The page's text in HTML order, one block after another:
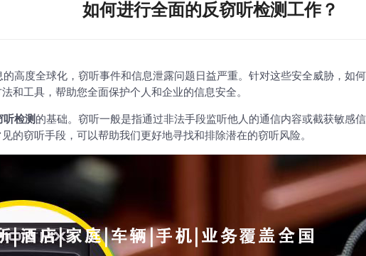
如何进行全面的反窃听检测工作？
高度全球化，窃听事件和信息泄露问题日益严重。针对这些安全威胁，如
和工具，帮助您全面保护个人和企业的信息安全。
听检测 的基础。窃听一般是指通过非法手段监听他人的通信内容或截获敏感
的窃听手段，可以帮助我们更好地寻找和排除潜在的窃听风险。